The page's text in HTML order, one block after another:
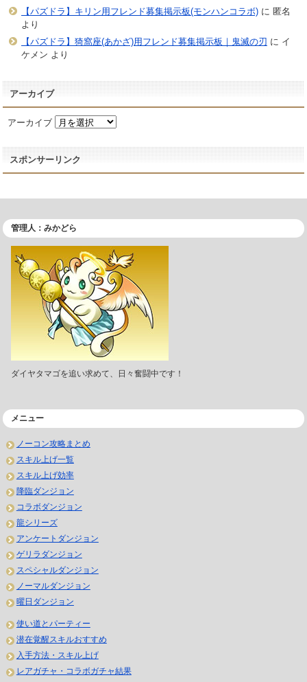
【パズドラ】キリン用フレンド募集掲示板(モンハンコラボ)に 匿名
より
【パズドラ】猗窩座(あかざ)用フレンド募集掲示板｜鬼滅の刃 に イ
ケメン より
アーカイブ
アーカイブ
スポンサーリンク
管理人：みかどら
ダイヤタマゴを追い求めて、日々奮闘中です！
メニュー
ノーコン攻略まとめ
スキル上げ一覧
スキル上げ効率
降臨ダンジョン
コラボダンジョン
龍シリーズ
アンケートダンジョン
ゲリラダンジョン
スペシャルダンジョン
ノーマルダンジョン
曜日ダンジョン
使い道とパーティー
潜在覚醒スキルおすすめ
入手方法・スキル上げ
レアガチャ・コラボガチャ結果